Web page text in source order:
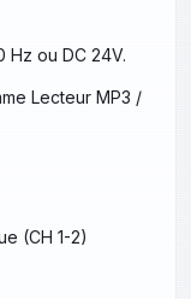
Hz ou DC 24V.
Lecteur MP3 /
(CH 1-2)